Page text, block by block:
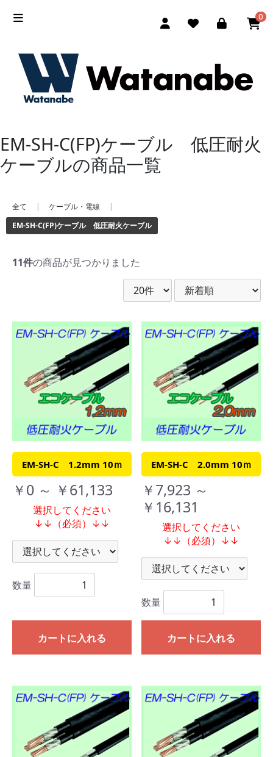
0
EM-SH-C(FP)ケーブル 低圧耐火
ケーブルの商品一覧
全て | ケーブル・電線
|
EM-SH-C(FP)ケーブル 低圧耐火ケーブル
11件の商品が見つかりました
EM-SH-C 1.2mm 10ｍ
￥0 ～ ￥61,133
選択してください
↓↓（必須）↓↓
数量
カートに入れる
EM-SH-C 2.0mm 10ｍ
￥7,923 ～
￥16,131
選択してください
↓↓（必須）↓↓
数量
カートに入れる